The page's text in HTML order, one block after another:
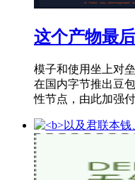
这个产物最
模子和使用坐上对
在国内字节推出豆
性节点，由此加强